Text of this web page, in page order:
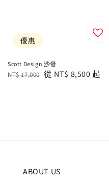
優惠
Scott Design 沙發
Regular
NT$ 17,000 Sale
從 NT$ 8,500 起
ABOUT US